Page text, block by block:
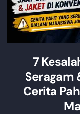
7
Seragam
Cerita